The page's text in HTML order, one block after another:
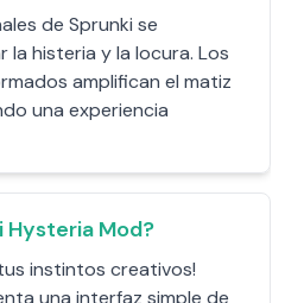
de Sprunki se
la histeria y la locura. Los
amplifican el matiz
una experiencia
Hysteria Mod?
instintos creativos!
una interfaz simple de